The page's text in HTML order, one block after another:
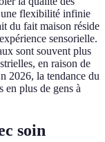
une flexibilité infinie
du fait maison réside
sensorielle.
sont souvent plus
en raison de
2026, la tendance du
plus de gens à
soin